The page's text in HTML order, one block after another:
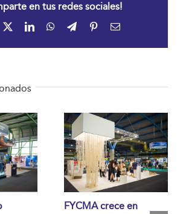
en tus redes sociales!
LinkedInWhatsApp
TelegramPinterestCorreo
FYCMA crece en